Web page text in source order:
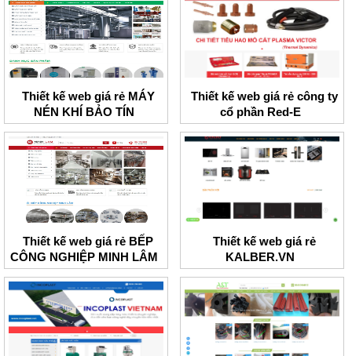
Thiết kế web giá rẻ MÁY
NÉN KHÍ BẢO TÍN
Thiết kế web giá rẻ công ty
cổ phần Red-E
Thiết kế web giá rẻ BẾP
CÔNG NGHIỆP MINH LÂM
Thiết kế web giá rẻ
KALBER.VN